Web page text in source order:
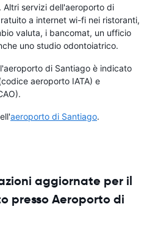
servizi dell'aeroporto di
a internet wi-fi nei ristoranti,
valuta, i bancomat, un ufficio
uno studio odontoiatrico.
di Santiago è indicato
aeroporto IATA) e
aeroporto di Santiago.
aggiornate per il
presso Aeroporto di